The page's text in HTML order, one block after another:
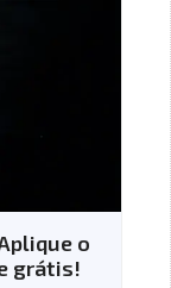
o
grátis!